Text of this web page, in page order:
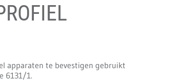
apparaten te bevestigen gebruikt
6131/1.